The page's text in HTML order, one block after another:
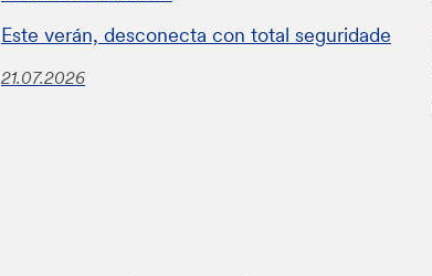
Este verán, desconecta con total seguridade
21.07.2026